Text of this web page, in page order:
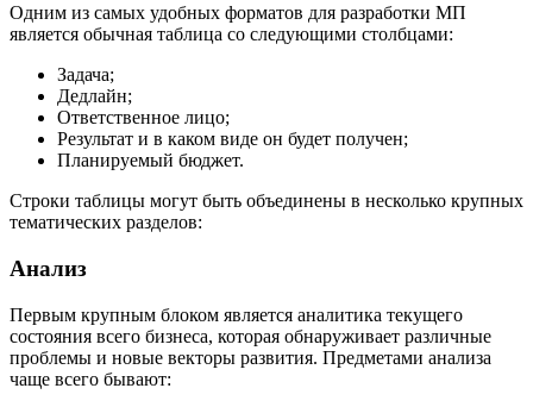
Одним из самых удобных форматов для разработки МП
является обычная таблица со следующими столбцами:
Задача;
Дедлайн;
Ответственное лицо;
Результат и в каком виде он будет получен;
Планируемый бюджет.
Строки таблицы могут быть объединены в несколько крупных
тематических разделов:
Анализ
Первым крупным блоком является аналитика текущего
состояния всего бизнеса, которая обнаруживает различные
проблемы и новые векторы развития. Предметами анализа
чаще всего бывают: